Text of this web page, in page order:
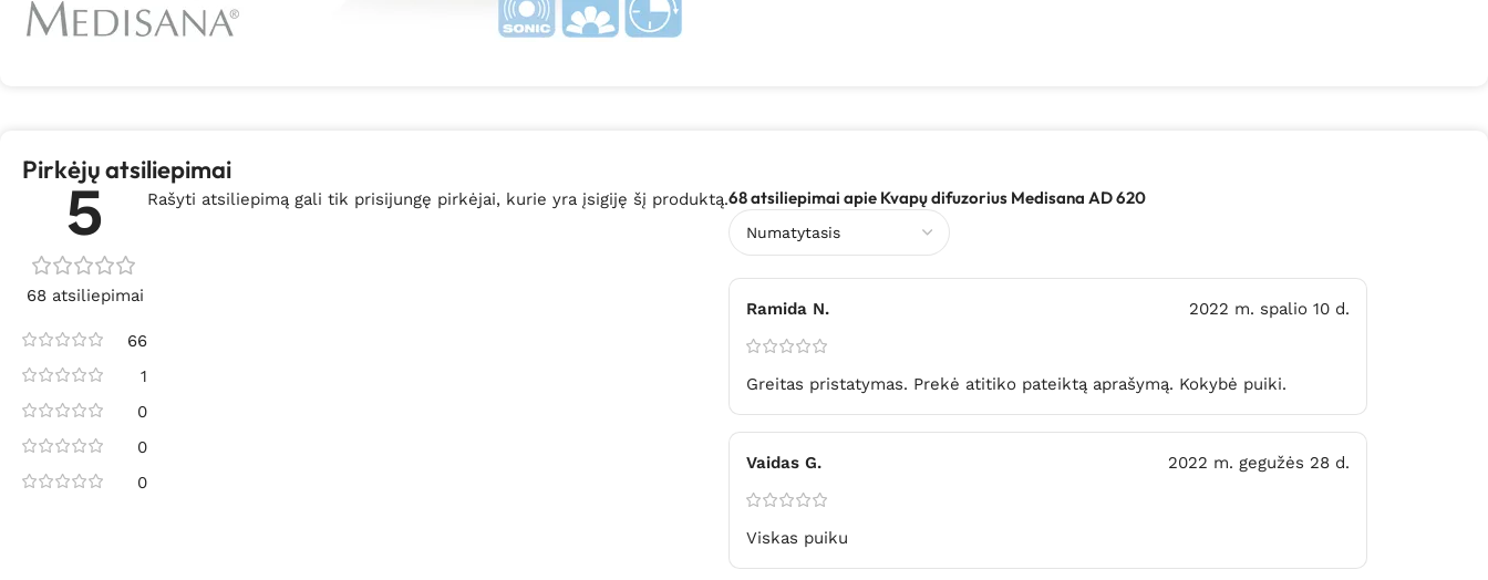
Pirkėjų atsiliepimai
5
68 atsiliepimai
66
1
0
0
0
68 atsiliepimai apie Kvapų difuzorius Medisana AD 620
Ramida N. 2022 m. spalio 10 d.
Greitas pristatymas. Prekė atitiko pateiktą aprašymą. Kokybė puiki.
Vaidas G. 2022 m. gegužės 28 d.
Viskas puiku
Rašyti atsiliepimą gali tik prisijungę pirkėjai, kurie yra įsigiję šį produktą.